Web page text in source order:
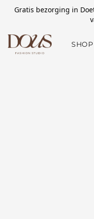
Gratis bezorging in